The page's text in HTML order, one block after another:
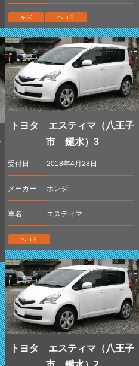
キズ ヘコミ
トヨタ エスティマ（八王子
市 鑓水）3
受付日 2018年4月28日
メーカー ホンダ
車名 エスティマ
ヘコミ
トヨタ エスティマ（八王子